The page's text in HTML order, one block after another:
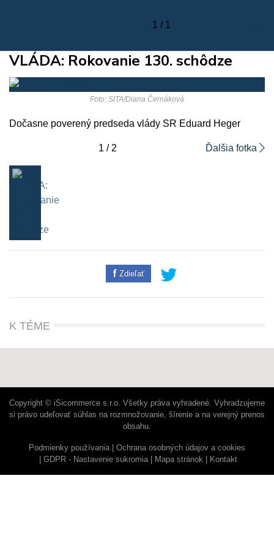
1 / 1
VLÁDA: Rokovanie 130. schôdze
Foto: SITA/Diana Černáková
Dočasne poverený predseda vlády SR Eduard Heger
1 / 2 Ďalšia fotka
Zdieľať
K TÉME
Copyright © iSicommerce s.r.o. Všetky práva vyhradené. Vyhradzujeme
si právo udeľovať súhlas na rozmnožovanie, šírenie a na verejný prenos
obsahu.
Podmienky používania
Ochrana osobných údajov a cookies
GDPR - Nastavenie sukromia
Mapa stránok Kontakt